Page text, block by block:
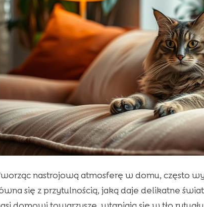
nastrojową atmosferę w domu, często
się z przytulnością, jaką daje delikatne